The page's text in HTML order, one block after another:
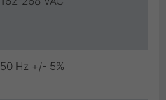
50 Hz +/- 5%